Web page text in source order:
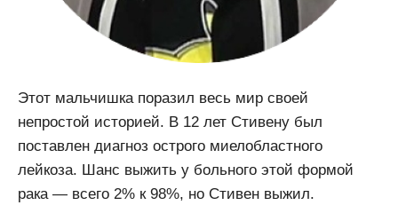
Этот мальчишка поразил весь мир своей
непростой историей. В 12 лет Стивену был
поставлен диагноз острого миелобластного
лейкоза. Шанс выжить у больного этой формой
рака — всего 2% к 98%, но Стивен выжил.